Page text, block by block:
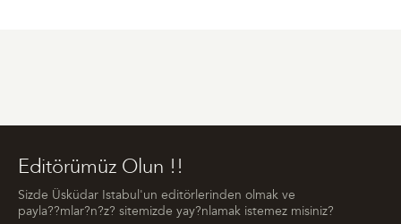
Editörümüz Olun !!
Sizde Üsküdar Istabul'un editörlerinden olmak ve
payla??mlar?n?z? sitemizde yay?nlamak istemez misiniz?